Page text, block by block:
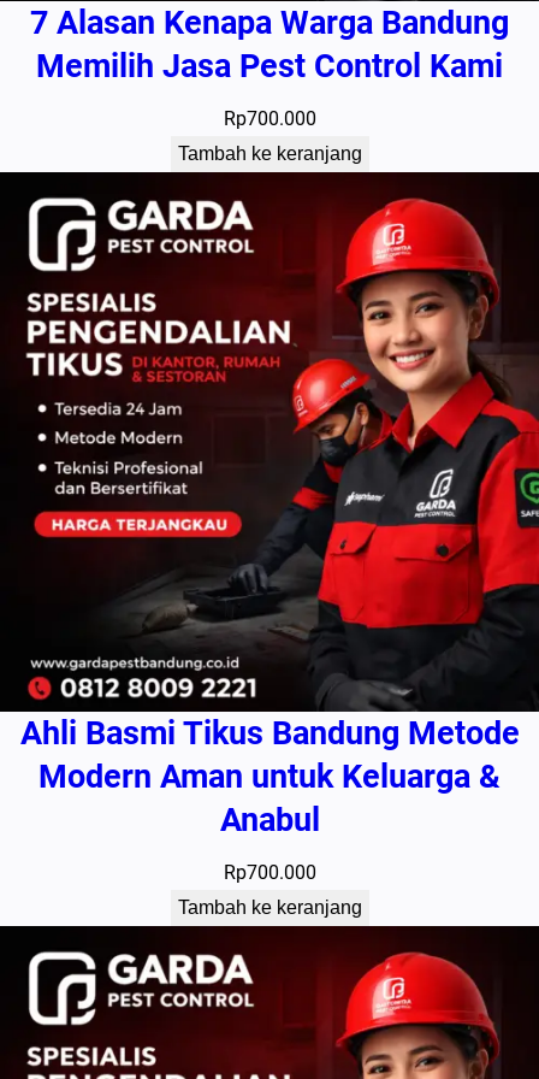
7 Alasan Kenapa Warga Bandung
Memilih Jasa Pest Control Kami
Rp700.000
Tambah ke keranjang
Ahli Basmi Tikus Bandung Metode
Modern Aman untuk Keluarga &
Anabul
Rp700.000
Tambah ke keranjang